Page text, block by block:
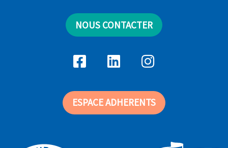
NOUS CONTACTER
ESPACE ADHERENTS